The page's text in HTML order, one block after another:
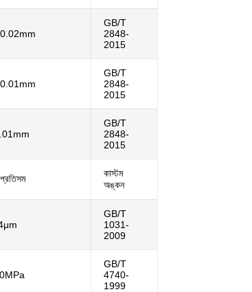
GB/T
2848-
2015
GB/T
2848-
2015
GB/T
2848-
2015
কাস্টম
অঙ্কন
GB/T
1031-
2009
GB/T
4740-
1999